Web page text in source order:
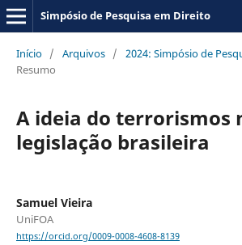
Simpósio de Pesquisa em Direito
Início / Arquivos / 2024: Simpósio de
Resumo
A ideia do terrorismos
legislação brasileira
Samuel Vieira
UniFOA
https://orcid.org/0009-0008-4608-8139